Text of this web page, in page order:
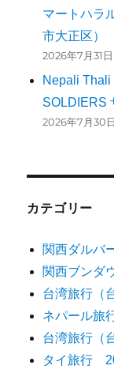
マートハラ
市大正区）
2026年7月31日
Nepali Thali
SOLDIERS
2026年7月30日
カテゴリー
関西ダルバ
関西ブンダ
台湾旅行（
ネパール
台湾旅行（
タイ旅行